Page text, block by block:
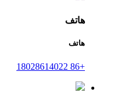
هاتف
هاتف
+86 18028614022